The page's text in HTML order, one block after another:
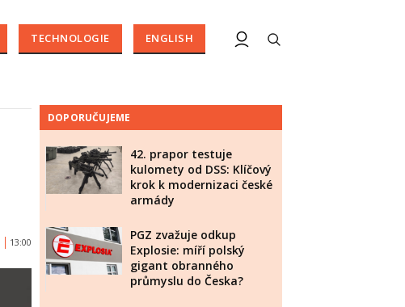
TECHNOLOGIE ENGLISH
13:00
DOPORUČUJEME
42. prapor testuje
kulomety od DSS: Klíčový
krok k modernizaci české
armády
PGZ zvažuje odkup
Explosie: míří polský
gigant obranného
průmyslu do Česka?